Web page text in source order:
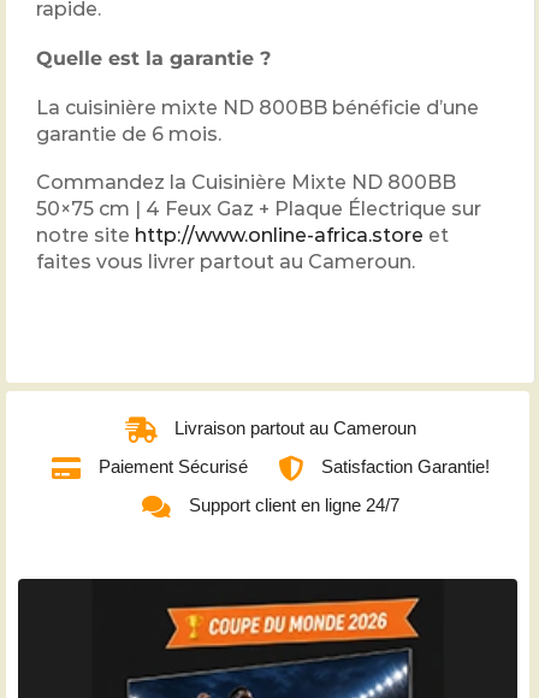
rapide.
Quelle est la garantie ?
La cuisinière mixte ND 800BB bénéficie d’une
garantie de 6 mois.
Commandez la Cuisinière Mixte ND 800BB
50×75 cm | 4 Feux Gaz + Plaque Électrique sur
notre site http://www.online-africa.store et
faites vous livrer partout au Cameroun.
Livraison partout au Cameroun
Paiement Sécurisé
Satisfaction Garantie!
Support client en ligne 24/7